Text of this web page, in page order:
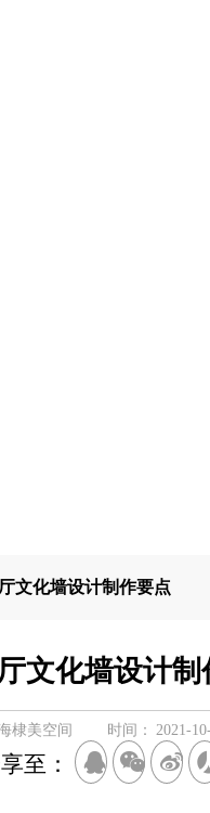
文化墙设计制作要点
文化墙设计制
海棣美空间 时间： 2021-
至：